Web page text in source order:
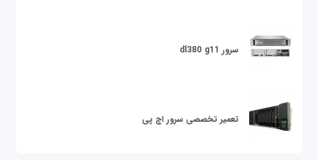
سرور dl380 g11
تعمیر تخصصی سرور اچ پی